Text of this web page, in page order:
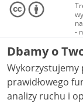
-
Dbamy o
Wykorzystujemy
prawidłowego
analizy ruchu i